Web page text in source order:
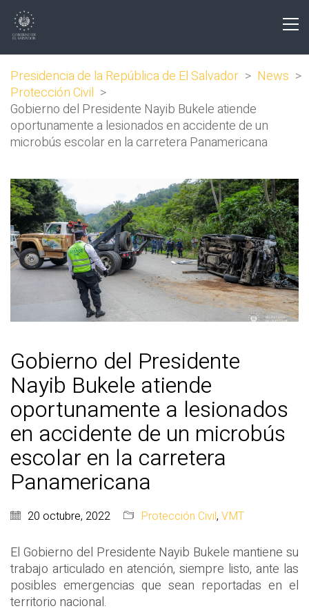
Presidencia de la República de El Salvador > News >
Protección Civil >
Gobierno del Presidente Nayib Bukele atiende
oportunamente a lesionados en accidente de un
microbús escolar en la carretera Panamericana
Gobierno del Presidente
Nayib Bukele atiende
oportunamente a lesionados
en accidente de un microbús
escolar en la carretera
Panamericana
20 octubre, 2022 Protección Civil, VMT
El Gobierno del Presidente Nayib Bukele mantiene su
trabajo articulado en atención, siempre listo, ante las
posibles emergencias que sean reportadas en el
territorio nacional.